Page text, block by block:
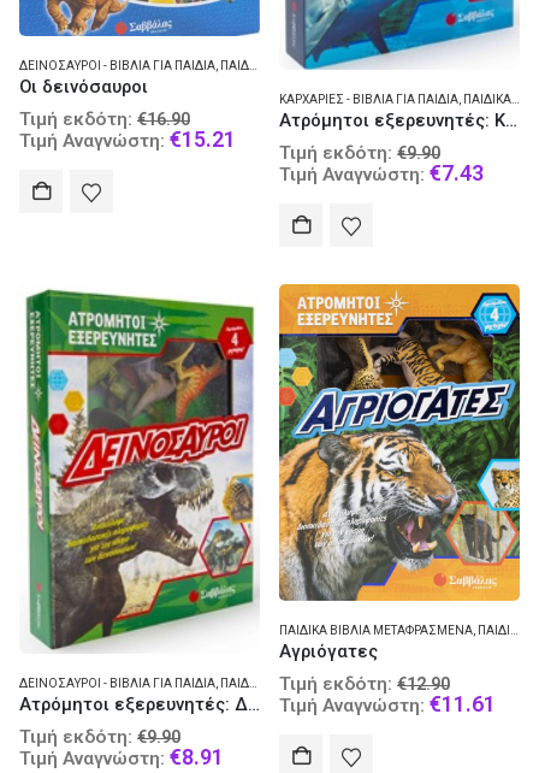
ΔΕΙΝΌΣΑΥΡΟΙ - ΒΙΒΛΊΑ ΓΙΑ ΠΑΙΔΙΆ ΠΑΙΔΙΚΆ ΒΙΒΛΊΑ ΜΕΤΑΦΡΑΣΜΈΝΑ
Οι δεινόσαυροι
Τιμή εκδότη: €16.90
price
Τιμή Αναγνώστη: €15.21 Current
price
ΚΑΡΧΑΡΊΕΣ - ΒΙΒΛΊΑ ΓΙΑ ΠΑΙΔΙΆ ΠΑΙΔΙΚΆ ΒΙΒΛΊΑ ΜΕΤΑΦΡΑΣΜΈΝΑ
Ατρόμητοι εξερευνητές: Καρχαρίες
Τιμή εκδότη: €9.90
price
Τιμή Αναγνώστη: €7.43
ΔΕΙΝΌΣΑΥΡΟΙ - ΒΙΒΛΊΑ ΓΙΑ ΠΑΙΔΙΆ ΠΑΙΔΙΚΆ ΒΙΒΛΊΑ ΜΕΤΑΦΡΑΣΜΈΝΑ
Ατρόμητοι εξερευνητές: Δεινόσαυροι
Τιμή εκδότη: €9.90
price
Τιμή Αναγνώστη: €8.91 Current
ΠΑΙΔΙΚΆ ΒΙΒΛΊΑ ΜΕΤΑΦΡΑΣΜΈΝΑ ΠΑΙΔΙΚΈΣ ΔΡΑΣΤΗΡΙΌΤΗΤΕΣ
Αγριόγατες
Τιμή εκδότη: €12.90
price
Τιμή Αναγνώστη: €11.61